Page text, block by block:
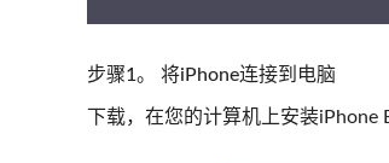
步骤1。 将iPhone连接到电脑
下载，在您的计算机上安装